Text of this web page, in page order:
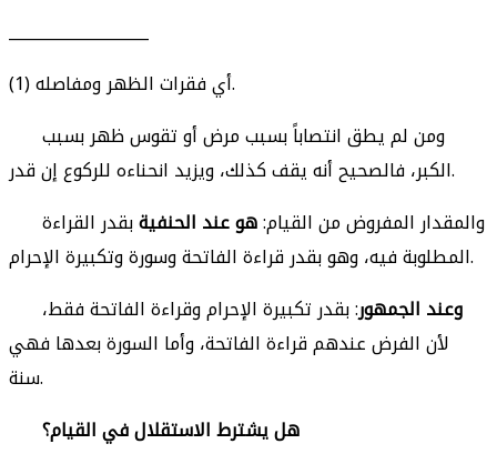
__________________
(1) أي فقرات الظهر ومفاصله.
الكبر، فالصحيح أنه يقف كذلك، ويزيد انحناءه للركوع إن قدر.
والمقدار المفروض من القيام:هو عند الحنفيةبقدر القراءة
المطلوبة فيه، وهو بقدر قراءة الفاتحة وسورة وتكبيرة الإحرام.
وعند الجمهور: بقدر تكبيرة الإحرام وقراءة الفاتحة فقط،
لأن الفرض عندهم قراءة الفاتحة، وأما السورة بعدها فهي
سنة.
هل يشترط الاستقلال في القيام؟